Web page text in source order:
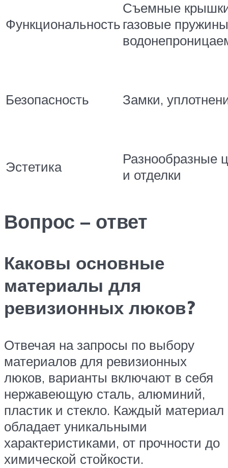
Функциональность
Съемные
газовые
Безопасность Замки,
Эстетика
Разнообразные
и отделки
Вопрос – ответ
Каковы основные
материалы для
ревизионных люков?
Отвечая на запросы по выбору
материалов для ревизионных
люков, варианты включают в себя
нержавеющую сталь, алюминий,
пластик и стекло. Каждый материал
обладает уникальными
характеристиками, от прочности до
химической стойкости.